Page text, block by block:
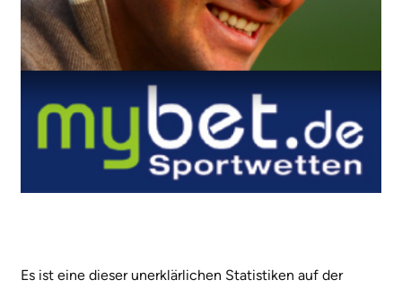
Es ist eine dieser unerklärlichen Statistiken auf der